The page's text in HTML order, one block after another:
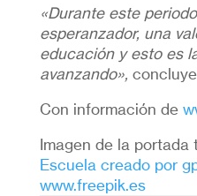
«Durante este
esperanzador, una
educación y esto es
avanzando»,
Con información de
Imagen de la portada
Escuela creado por
www.freepik.es